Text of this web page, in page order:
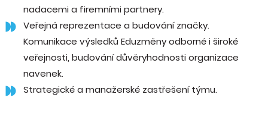
nadacemi a firemními partnery.
Veřejná reprezentace a budování značky.
Komunikace výsledků Eduzměny odborné i široké
veřejnosti, budování důvěryhodnosti organizace
navenek.
Strategické a manažerské zastřešení týmu.